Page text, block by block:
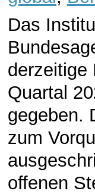
Das
derzeitige
Quartal
gegeben.
zum
offenen